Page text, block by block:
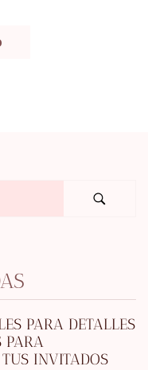
PARA DETALLES
PARA
INVITADOS